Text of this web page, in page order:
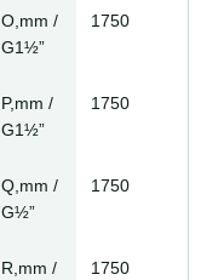
O,mm /
G1½”
1750
P,mm /
G1½”
1750
Q,mm /
G½”
1750
R,mm /
1750